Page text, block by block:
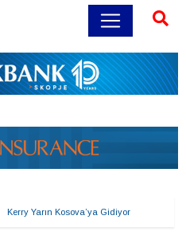
Kerry Yarın Kosova’ya Gidiyor